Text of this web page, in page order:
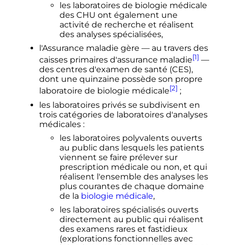
les laboratoires de biologie médicale
des CHU ont également une
activité de recherche et réalisent
des analyses spécialisées,
l'Assurance maladie gère — au travers des
caisses primaires d'assurance maladie[1] —
des centres d'examen de santé (CES),
dont une quinzaine possède son propre
laboratoire de biologie médicale[2] ;
les laboratoires privés se subdivisent en
trois catégories de laboratoires d'analyses
médicales :
les laboratoires polyvalents ouverts
au public dans lesquels les patients
viennent se faire prélever sur
prescription médicale ou non, et qui
réalisent l'ensemble des analyses les
plus courantes de chaque domaine
de la biologie médicale,
les laboratoires spécialisés ouverts
directement au public qui réalisent
des examens rares et fastidieux
(explorations fonctionnelles avec